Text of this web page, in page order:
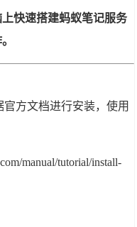
快速搭建蚂蚁笔记服务
方文档进行安装，使用
manual/tutorial/install-